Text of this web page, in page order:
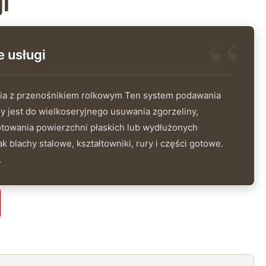
usługi
z przenośnikiem rolkowym Ten system podawania
jest do wielkoseryjnego usuwania zgorzeliny,
powierzchni płaskich lub wydłużonych
blachy stalowe, kształtowniki, rury i części gotowe.